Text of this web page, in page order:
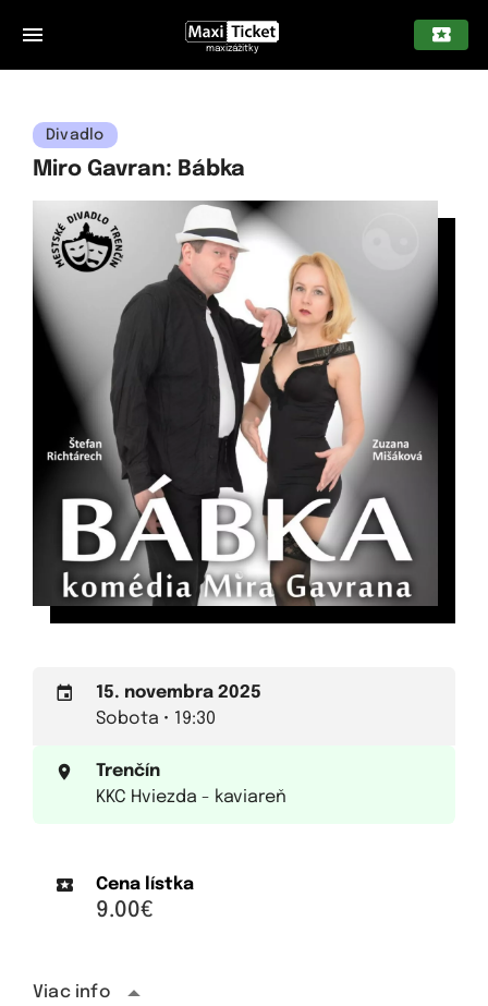
maxizážitky
Divadlo
Miro Gavran: Bábka
15. novembra 2025
Sobota • 19:30
Trenčín
KKC Hviezda - kaviareň
Cena lístka
9.00€
Viac info